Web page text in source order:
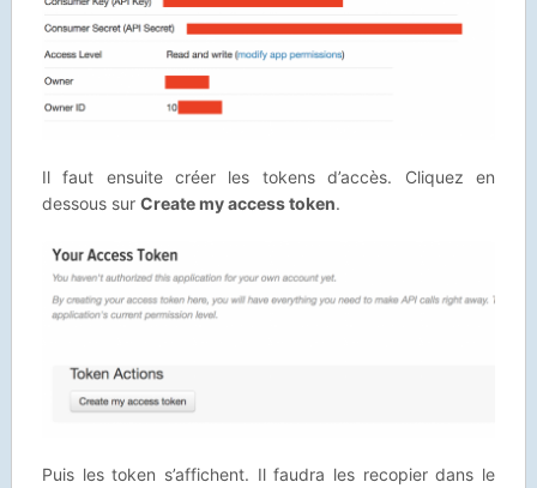
Il faut ensuite créer les tokens d’accès. Cliquez en
dessous sur Create my access token.
Puis les token s’affichent. Il faudra les recopier dans le